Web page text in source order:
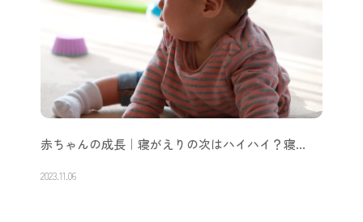
赤ちゃんの成長｜寝がえりの次はハイハイ？寝…
2023.11.06